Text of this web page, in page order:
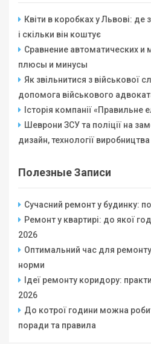
Квіти в коробках у Львові: де
і скільки він коштує
Сравнение автоматических и
плюсы и минусы
Як звільнитися з військової
допомога військового
Історія компанії
Шеврони ЗСУ та поліції на
дизайн, технології виробництва
Полезные Записи
Сучасний ремонт у будинку:
Ремонт у квартирі: до якої
2026
Оптимальний час для
норми
Ідеї ремонту коридору:
2026
До котрої години можна
поради та правила